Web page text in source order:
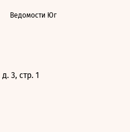
Ведомости Юг
3, стр. 1